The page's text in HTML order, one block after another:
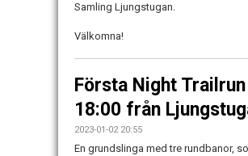
Samling Ljungstugan.
Välkomna!
Första Night
18:00 från
2023-01-02 20:55
En grundslinga med tre rundbanor,